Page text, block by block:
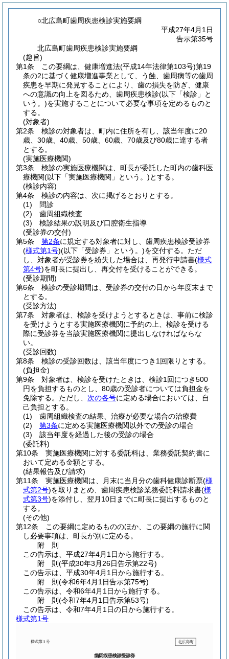
○北広島町歯周疾患検診実施要綱
平成27年4月1日
告示第35号
北広島町歯周疾患検診実施要綱
(趣旨)
第1条
この要綱は、健康増進法(平成14年法律第103号)第19
条の2に基づく健康増進事業として、う蝕、歯周病等の歯周
疾患を早期に発見することにより、歯の損失を防ぎ、健康
への意識の向上を図るため、歯周疾患検診(以下「検診」と
いう。)を実施することについて必要な事項を定めるものと
する。
(対象者)
第2条
検診の対象者は、町内に住所を有し、該当年度に20
歳、30歳、40歳、50歳、60歳、70歳及び80歳に達する者
とする。
(実施医療機関)
第3条
検診の実施医療機関は、町長が委託した町内の歯科医
療機関(以下「実施医療機関」という。)とする。
(検診内容)
第4条
検診の内容は、次に掲げるとおりとする。
(1)
問診
(2)
歯周組織検査
(3)
検診結果の説明及び口腔衛生指導
(受診券の交付)
第5条
第2条に規定する対象者に対し、歯周疾患検診受診券
(様式第1号)(以下「受診券」という。)を交付する。 ただ
し、対象者が受診券を紛失した場合は、再発行申請書(様式
第4号)を町長に提出し、再交付を受けることができる。
(受診期間)
第6条
検診の受診期間は、受診券の交付の日から年度末まで
とする。
(受診方法)
第7条
対象者は、検診を受けようとするときは、事前に検診
を受けようとする実施医療機関に予約の上、検診を受ける
際に受診券を当該実施医療機関に提出しなければならな
い。
(受診回数)
第8条
検診の受診回数は、該当年度につき1回限りとする。
(負担金)
第9条
対象者は、検診を受けたときは、検診1回につき500
円を負担するものとし、80歳の受診者については負担金を
免除する。 ただし、 次の各号に定める場合においては、自
己負担とする。
(1)
歯周組織検査の結果、治療が必要な場合の治療費
(2)
第3条に定める実施医療機関以外での受診の場合
(3)
該当年度を経過した後の受診の場合
(委託料)
第10条
実施医療機関に対する委託料は、業務委託契約書に
おいて定める金額とする。
(結果報告及び請求)
第11条
実施医療機関は、月末に当月分の歯科健康診断票(様
式第2号)を取りまとめ、歯周疾患検診業務委託料請求書(様
式第3号)を添付し、翌月10日までに町長に提出するものと
する。
(その他)
第12条
この要綱に定めるもののほか、この要綱の施行に関
し必要事項は、町長が別に定める。
附 則
この告示は、平成27年4月1日から施行する。
附 則(平成30年3月26日告示第22号)
この告示は、平成30年4月1日から施行する。
附 則(令和6年4月1日告示第75号)
この告示は、令和6年4月1日から施行する。
附 則(令和7年4月1日告示第53号)
この告示は、令和7年4月1日の日から施行する。
様式第1号